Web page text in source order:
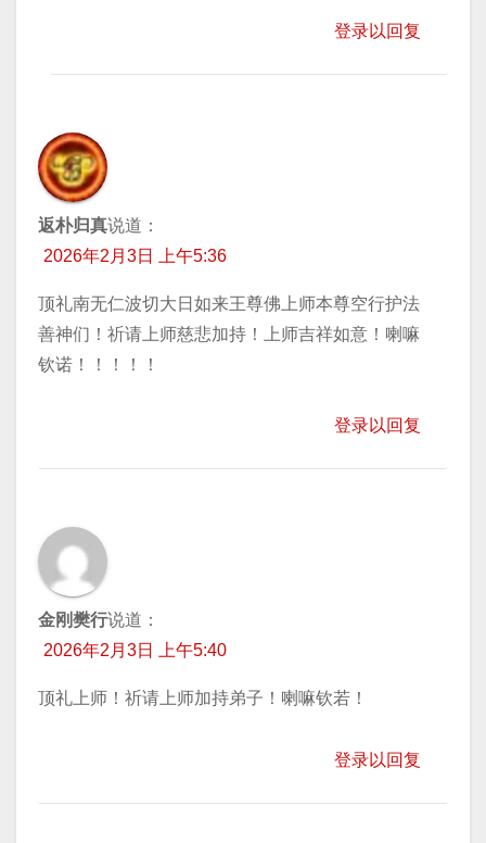
登录以回复
返朴归真说道：
2026年2月3日 上午5:36
顶礼南无仁波切大日如来王尊佛上师本尊空行护法
善神们！祈请上师慈悲加持！上师吉祥如意！喇嘛
钦诺！！！！！
登录以回复
金刚樊行说道：
2026年2月3日 上午5:40
顶礼上师！祈请上师加持弟子！喇嘛钦若！
登录以回复